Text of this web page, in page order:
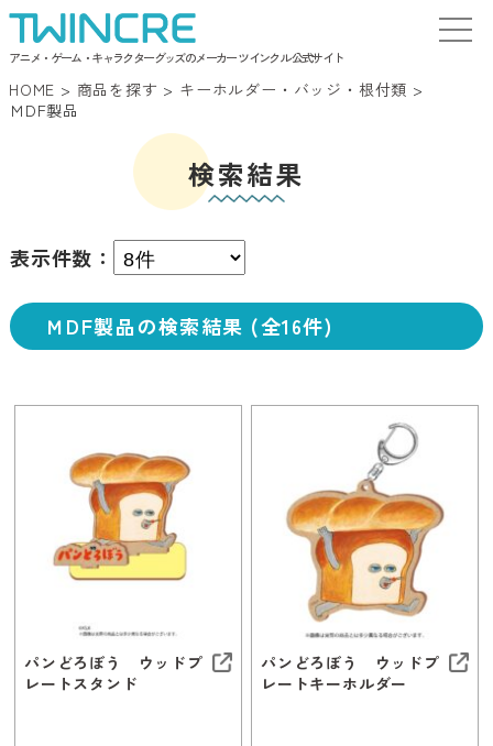
アニメ・ゲーム・キャラクターグッズのメーカー ツインクル 公式サイト
HOME > 商品を探す > キーホルダー・バッジ・根付類 >
ＭDF製品
検索結果
表示件数：
ＭDF製品の検索結果 (全16件)
パンどろぼう ウッドプ
レートスタンド
パンどろぼう ウッドプ
レートキーホルダー